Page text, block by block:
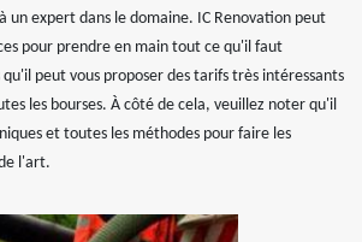
un expert dans le domaine. IC Renovation peut
pour prendre en main tout ce qu'il faut
peut vous proposer des tarifs très intéressants
les bourses. À côté de cela, veuillez noter qu'il
et toutes les méthodes pour faire les
l'art.